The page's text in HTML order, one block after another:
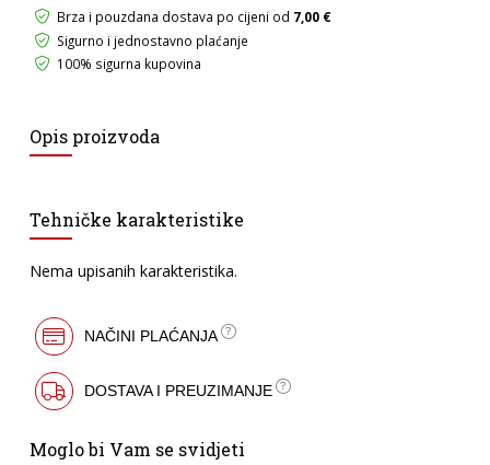
GTV
količina
Brza i pouzdana dostava po cijeni od 7,00 €
Sigurno i jednostavno plaćanje
100% sigurna kupovina
Opis proizvoda
Tehničke karakteristike
Nema upisanih karakteristika.
NAČINI PLAĆANJA
DOSTAVA I PREUZIMANJE
Moglo bi Vam se svidjeti